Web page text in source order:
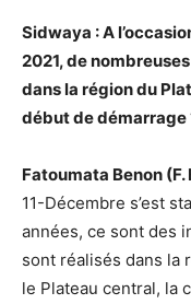
Sidwaya : A
2021, de
dans la région du
début de démarrage
Fatoumata Benon (F.
11-Décembre s’est
années, ce sont des
sont réalisés dans la
le Plateau central, la